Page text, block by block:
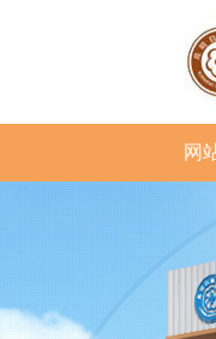
网